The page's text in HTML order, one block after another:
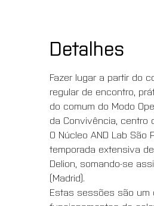
Detalhes
Fazer lugar a partir do
regular de encontro,
do comum do Modo
da Convivência, centro
O Núcleo AND Lab São
temporada extensiva
Delion, somando-se
(Madrid).
Estas sessões são